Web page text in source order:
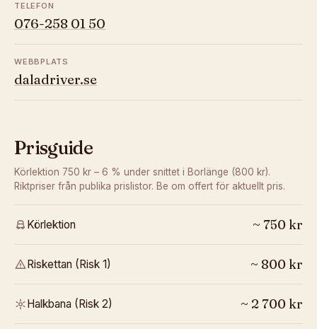
TELEFON
076-258 01 50
WEBBPLATS
daladriver.se
Prisguide
Körlektion 750 kr – 6 % under snittet i Borlänge (800 kr).
Riktpriser från publika prislistor. Be om offert för aktuellt pris.
Körlektion ~ 750 kr
Riskettan (Risk 1) ~ 800 kr
Halkbana (Risk 2) ~ 2 700 kr